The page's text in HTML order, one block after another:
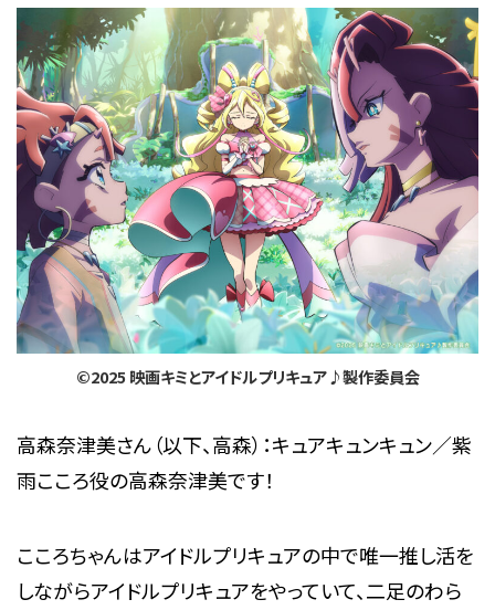
©2025 映画キミとアイドルプリキュア♪製作委員会
高森奈津美さん（以下、高森）：キュアキュンキュン／紫
雨こころ役の高森奈津美です！
こころちゃんはアイドルプリキュアの中で唯一推し活を
しながらアイドルプリキュアをやっていて、二足のわら